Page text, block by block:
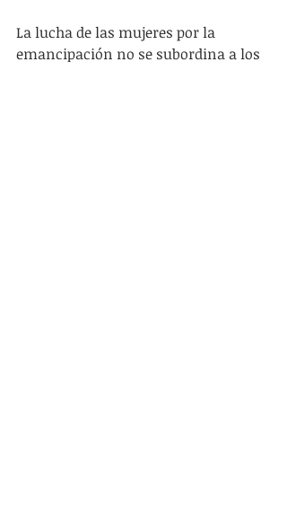
La lucha de las mujeres por la
emancipación no se subordina a los